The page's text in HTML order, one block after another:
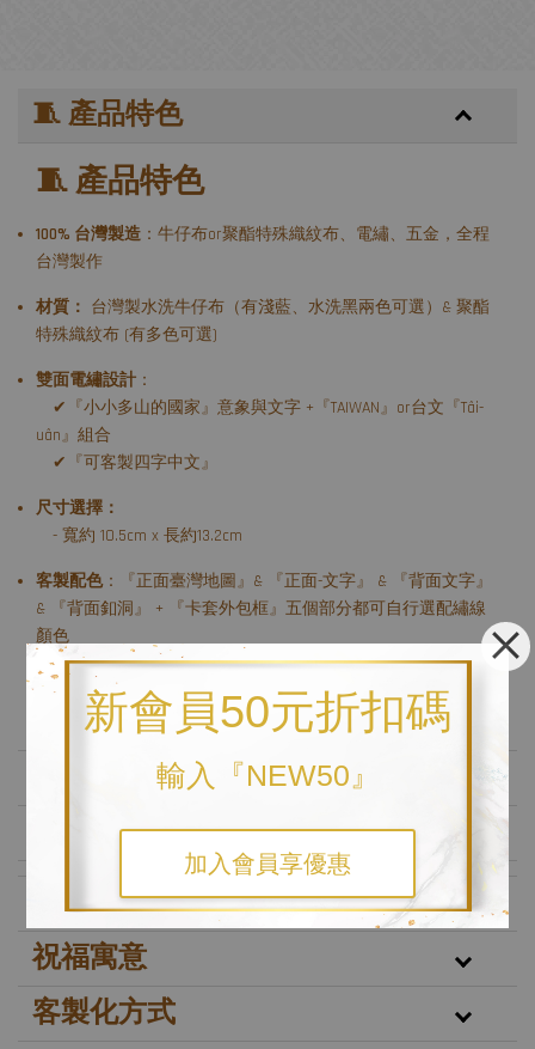
新會員50元折扣碼
輸入『NEW50』
加入會員享優惠
🧵 產品特色
🧵 產品特色
100% 台灣製造 ：牛仔布or聚酯特殊織紋布、電繡、五金，全程
台灣製作
材質： 台灣製水洗牛仔布（有淺藍、水洗黑兩色可選）& 聚酯
特殊織紋布 (有多色可選)
雙面電繡設計 ：
✔『小小多山的國家』意象與文字 +『TAIWAN』or台文『Tâi-
uân』組合
✔『可客製四字中文』
尺寸選擇：
- 寬約 10.5cm x 長約13.2cm
客製配色：『正面臺灣地圖』& 『正面-文字』 & 『背面文字』
& 『背面釦洞』 + 『卡套外包框』五個部分都可自行選配繡線
顏色
----------------------------------------------------------
🧵 加值服務
📌 聯絡與訂購
訂購注意事項
祝福寓意
客製化方式